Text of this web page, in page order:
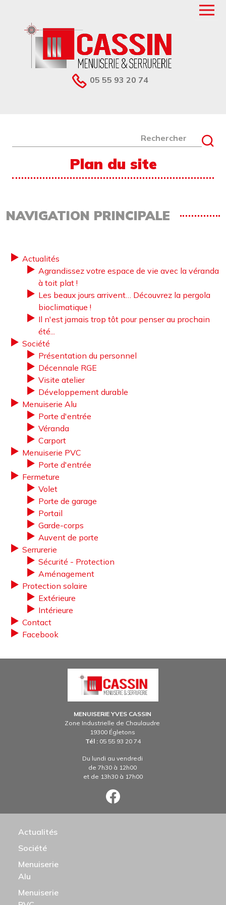
05 55 93 20 74
Plan du site
NAVIGATION PRINCIPALE
Actualités
Agrandissez votre espace de vie avec la véranda
à toit plat !
Les beaux jours arrivent… Découvrez la pergola
bioclimatique !
Il n'est jamais trop tôt pour penser au prochain
été...
Société
Présentation du personnel
Décennale RGE
Visite atelier
Développement durable
Menuiserie Alu
Porte d'entrée
Véranda
Carport
Menuiserie PVC
Porte d'entrée
Fermeture
Volet
Porte de garage
Portail
Garde-corps
Auvent de porte
Serrurerie
Sécurité - Protection
Aménagement
Protection solaire
Extérieure
Intérieure
Contact
Facebook
Image
MENUISERIE YVES CASSIN
Zone Industrielle de Chaulaudre
19300 Égletons
Tél : 05 55 93 20 74
Du lundi au vendredi
de 7h30 à 12h00
et de 13h30 à 17h00
Actualités
Société
Menuiserie
Alu
Menuiserie